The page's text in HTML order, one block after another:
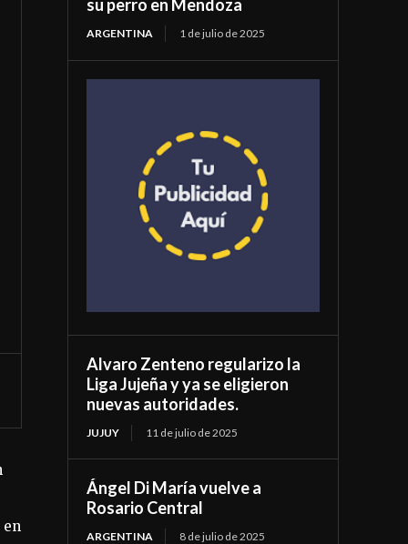
en
su perro en Mendoza
ARGENTINA 1 de julio de 2025
Alvaro Zenteno regularizo la
Liga Jujeña y ya se eligieron
nuevas autoridades.
JUJUY 11 de julio de 2025
Ángel Di María vuelve a
Rosario Central
ARGENTINA 8 de julio de 2025